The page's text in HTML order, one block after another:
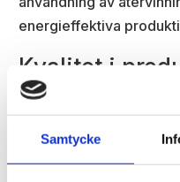
Samtycke
energieffektiva
Kvalitet i
Vi tillämpar strikta
defekter och